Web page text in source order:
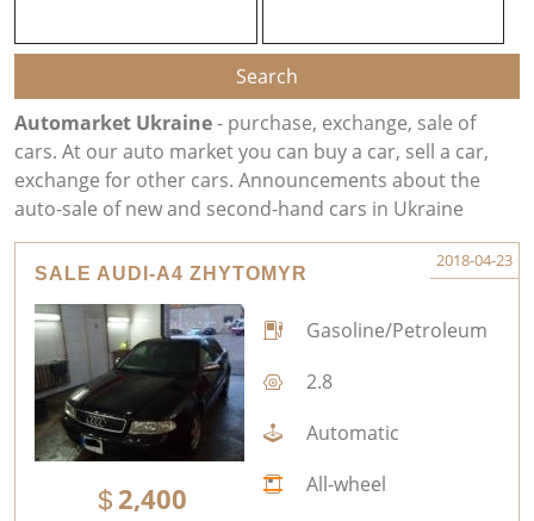
Automarket Ukraine- purchase, exchange, sale of
cars. At our auto market you can buy a car, sell a car,
exchange for other cars. Announcements about the
auto-sale of new and second-hand cars in Ukraine
SALE AUDI-A4 ZHYTOMYR
2018-04-23
2,400
Gasoline/Petroleum
2.8
Automatic
All-wheel